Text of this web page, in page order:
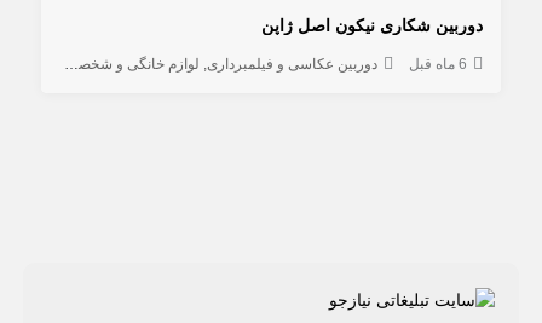
دوربین شکاری نیکون اصل ژاپن
6 ماه قبل دوربین عکاسی و فیلمبرداری لوازم خانگی و شخصی